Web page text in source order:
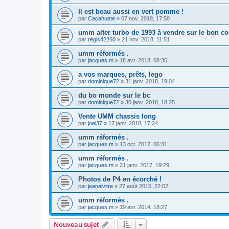
Il est beau aussi en vert pomme !
par Cacahuete » 07 nov. 2019, 17:50
umm alter turbo de 1993 à vendre sur le bon
par régis42260 » 21 nov. 2018, 11:51
umm réformés .
par jacques m » 18 avr. 2018, 08:35
a vos marques, prêts, lego
par dominique72 » 31 janv. 2018, 19:04
du bo monde sur le bc
par dominique72 » 30 janv. 2018, 18:25
Vente UMM chassis long
par joel37 » 17 janv. 2018, 17:24
umm réformés .
par jacques m » 13 oct. 2017, 06:31
umm réformés .
par jacques m » 21 janv. 2017, 19:29
Photos de P4 en écorché !
par jeanalvitre » 27 août 2015, 22:02
umm réformés .
par jacques m » 19 avr. 2014, 18:27
Nouveau sujet